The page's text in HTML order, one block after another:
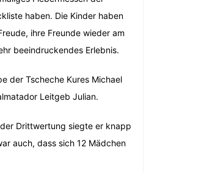
haben. Die Kinder haben
ihre Freunde wieder am
beeindruckendes Erlebnis.
der Tscheche Kures Michael
Leitgeb Julian.
Drittwertung siegte er knapp
auch, dass sich 12 Mädchen